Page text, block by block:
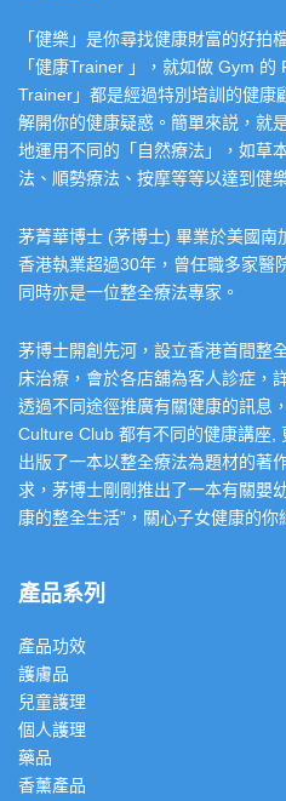
「健樂」是你尋找健康財富的好拍
「健康Trainer 」，就如做 Gym
Trainer」都是經過特別培訓的健康
解開你的健康疑惑。簡單來説，就
地運用不同的「自然療法」，如草
法、順勢療法、按摩等等以達到健
茅菁華博士 (茅博士) 畢業於美國南
香港執業超過30年，曾任職多家醫
同時亦是一位整全療法專家。
茅博士開創先河，設立香港首間整
床治療，會於各店舖為客人診症，
透過不同途徑推廣有關健康的訊息
Culture Club 都有不同的健康講座,
出版了一本以整全療法為題材的著
求，茅博士剛剛推出了一本有關嬰
康的整全生活”，關心子女健康的你
產品系列
產品功效
護膚品
兒童護理
個人護理
藥品
香薰產品